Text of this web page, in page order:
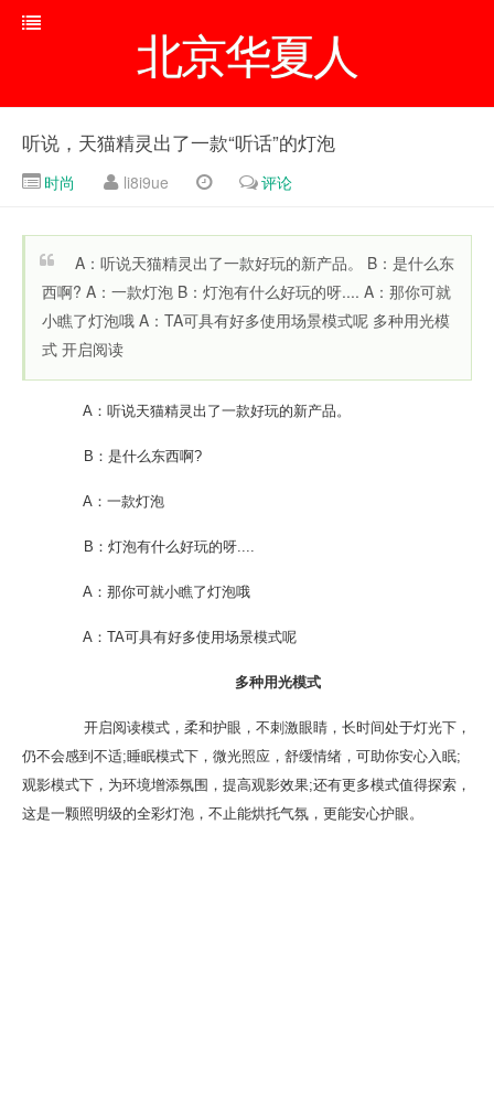
北京华夏人
听说，天猫精灵出了一款“听话”的灯泡
时尚 li8i9ue 评论
A：听说天猫精灵出了一款好玩的新产品。 B：是什么东
西啊? A：一款灯泡 B：灯泡有什么好玩的呀.... A：那你可就
小瞧了灯泡哦 A：TA可具有好多使用场景模式呢 多种用光模
式 开启阅读
A：听说天猫精灵出了一款好玩的新产品。
B：是什么东西啊?
A：一款灯泡
B：灯泡有什么好玩的呀....
A：那你可就小瞧了灯泡哦
A：TA可具有好多使用场景模式呢
多种用光模式
开启阅读模式，柔和护眼，不刺激眼睛，长时间处于灯光下，
仍不会感到不适;睡眠模式下，微光照应，舒缓情绪，可助你安心入眠;
观影模式下，为环境增添氛围，提高观影效果;还有更多模式值得探索，
这是一颗照明级的全彩灯泡，不止能烘托气氛，更能安心护眼。